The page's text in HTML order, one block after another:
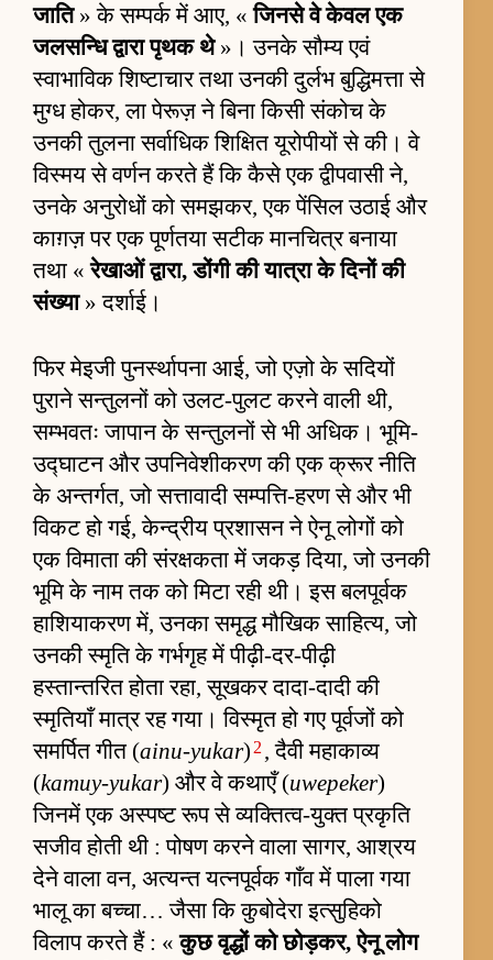
जाति» के सम्पर्क में आए, «जिनसे वे केवल एक
जलसन्धि द्वारा पृथक थे»। उनके सौम्य एवं
स्वाभाविक शिष्टाचार तथा उनकी दुर्लभ बुद्धिमत्ता से
मुग्ध होकर, ला पेरूज़ ने बिना किसी संकोच के
उनकी तुलना सर्वाधिक शिक्षित यूरोपीयों से की। वे
विस्मय से वर्णन करते हैं कि कैसे एक द्वीपवासी ने,
उनके अनुरोधों को समझकर, एक पेंसिल उठाई और
काग़ज़ पर एक पूर्णतया सटीक मानचित्र बनाया
तथा «रेखाओं द्वारा, डोंगी की यात्रा के दिनों की
संख्या» दर्शाई।
फिर मेइजी पुनर्स्थापना आई, जो एज़ो के सदियों
पुराने सन्तुलनों को उलट-पुलट करने वाली थी,
सम्भवतः जापान के सन्तुलनों से भी अधिक। भूमि-
उद्घाटन और उपनिवेशीकरण की एक क्रूर नीति
के अन्तर्गत, जो सत्तावादी सम्पत्ति-हरण से और भी
विकट हो गई, केन्द्रीय प्रशासन ने ऐनू लोगों को
एक विमाता की संरक्षकता में जकड़ दिया, जो उनकी
भूमि के नाम तक को मिटा रही थी। इस बलपूर्वक
हाशियाकरण में, उनका समृद्ध मौखिक साहित्य, जो
उनकी स्मृति के गर्भगृह में पीढ़ी-दर-पीढ़ी
हस्तान्तरित होता रहा, सूखकर दादा-दादी की
स्मृतियाँ मात्र रह गया। विस्मृत हो गए पूर्वजों को
समर्पित गीत (ainu-yukar) 2 , दैवी महाकाव्य
(kamuy-yukar) और वे कथाएँ (uwepeker)
जिनमें एक अस्पष्ट रूप से व्यक्तित्व-युक्त प्रकृति
सजीव होती थी : पोषण करने वाला सागर, आश्रय
देने वाला वन, अत्यन्त यत्नपूर्वक गाँव में पाला गया
भालू का बच्चा… जैसा कि कुबोदेरा इत्सुहिको
विलाप करते हैं : «कुछ वृद्धों को छोड़कर, ऐनू लोग